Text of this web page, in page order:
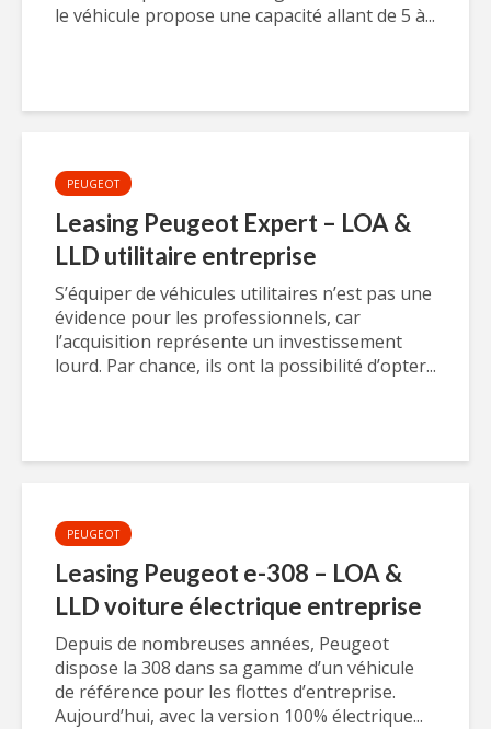
le véhicule propose une capacité allant de 5 à...
PEUGEOT
Leasing Peugeot Expert – LOA &
LLD utilitaire entreprise
S’équiper de véhicules utilitaires n’est pas une
évidence pour les professionnels, car
l’acquisition représente un investissement
lourd. Par chance, ils ont la possibilité d’opter...
PEUGEOT
Leasing Peugeot e-308 – LOA &
LLD voiture électrique entreprise
Depuis de nombreuses années, Peugeot
dispose la 308 dans sa gamme d’un véhicule
de référence pour les flottes d’entreprise.
Aujourd’hui, avec la version 100% électrique...